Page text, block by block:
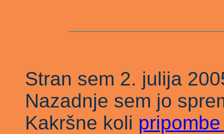
Stran sem 2. julija
Nazadnje sem jo
Kakršne koli